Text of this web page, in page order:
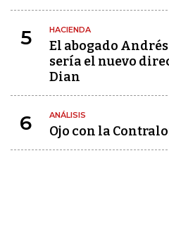
5 HACIENDA
El abogado
sería el nuevo
Dian
6 ANÁLISIS
Ojo con la